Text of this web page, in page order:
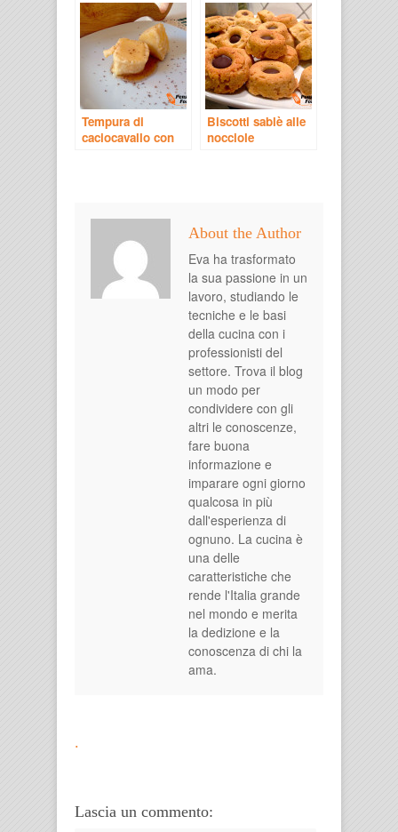
Tempura di
caciocavallo con
Biscotti sablè alle
nocciole
About the Author
Eva ha trasformato
la sua passione in un
lavoro, studiando le
tecniche e le basi
della cucina con i
professionisti del
settore. Trova il blog
un modo per
condividere con gli
altri le conoscenze,
fare buona
informazione e
imparare ogni giorno
qualcosa in più
dall'esperienza di
ognuno. La cucina è
una delle
caratteristiche che
rende l'Italia grande
nel mondo e merita
la dedizione e la
conoscenza di chi la
ama.
.
Lascia un commento: